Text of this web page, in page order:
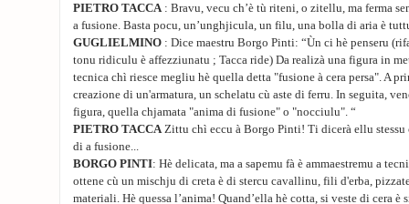
PIETRO TACCA : Bravu, vecu ch’è tù riteni, o zitellu, ma ferma
a fusione. Basta pocu, un’unghjicula, un filu, una bolla di aria è
GUGLIELMINO : Dice maestru Borgo Pinti: “Ùn ci hè penseru
tonu ridiculu è affezziunatu ; Tacca ride) Da realizà una figura in
tecnica chì riesce megliu hè quella detta "fusione à cera persa". A
creazione di un'armatura, un schelatu cù aste di ferru. In seguita,
figura, quella chjamata "anima di fusione" o "nocciulu". “
PIETRO TACCA Zittu chì eccu à Borgo Pinti! Ti dicerà ellu stessu
di a fusione...
BORGO PINTI: Hè delicata, ma a sapemu fà è ammaestremu a
ottene cù un mischju di creta è di stercu cavallinu, fili d'erba,
materiali. Hè quessa l’anima! Quand’ella hè cotta, si veste di cera è